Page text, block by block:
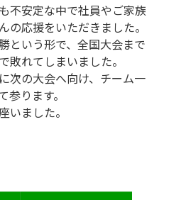
不安定な中で社員やご家族
の応援をいただきました。
という形で、全国大会まで
敗れてしまいました。
次の大会へ向け、チーム一
参ります。
いました。